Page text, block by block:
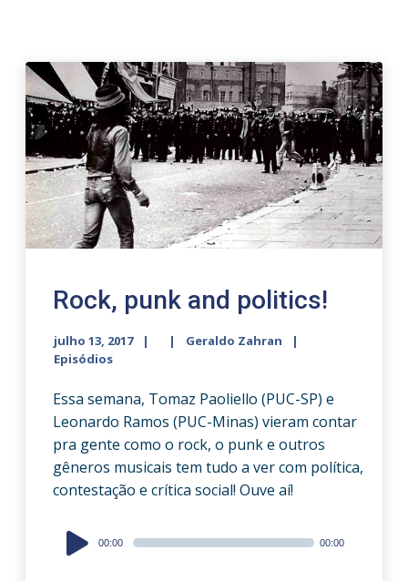
Rock, punk and politics!
julho 13, 2017
Geraldo Zahran
Episódios
Essa semana, Tomaz Paoliello (PUC-SP) e
Leonardo Ramos (PUC-Minas) vieram contar
pra gente como o rock, o punk e outros
gêneros musicais tem tudo a ver com política,
contestação e crítica social! Ouve aí!
Audio
Player
00:00 00:00